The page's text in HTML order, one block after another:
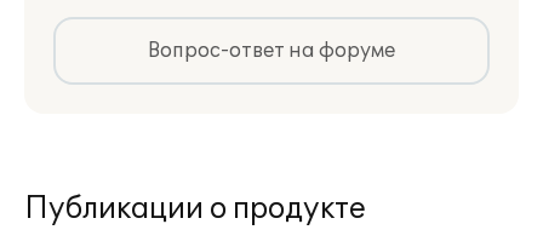
Вопрос-ответ на форуме
Публикации о продукте